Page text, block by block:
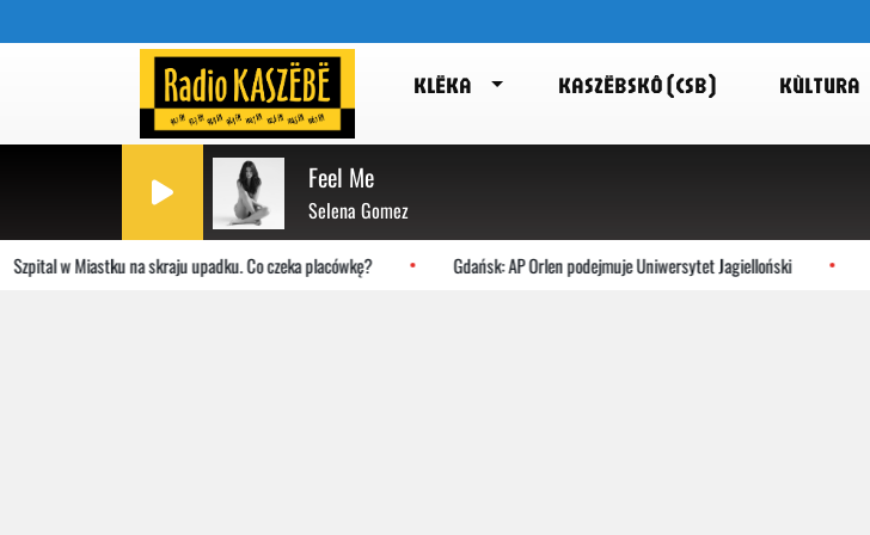
KLËKA KASZËBSKÔ (CSB) KÙLTURA
Feel Me
Selena Gomez
Szpital w Miastku na skraju upadku. Co czeka placówkę? Gdańsk: AP Orlen podejmuje Uniwersytet Jagielloński